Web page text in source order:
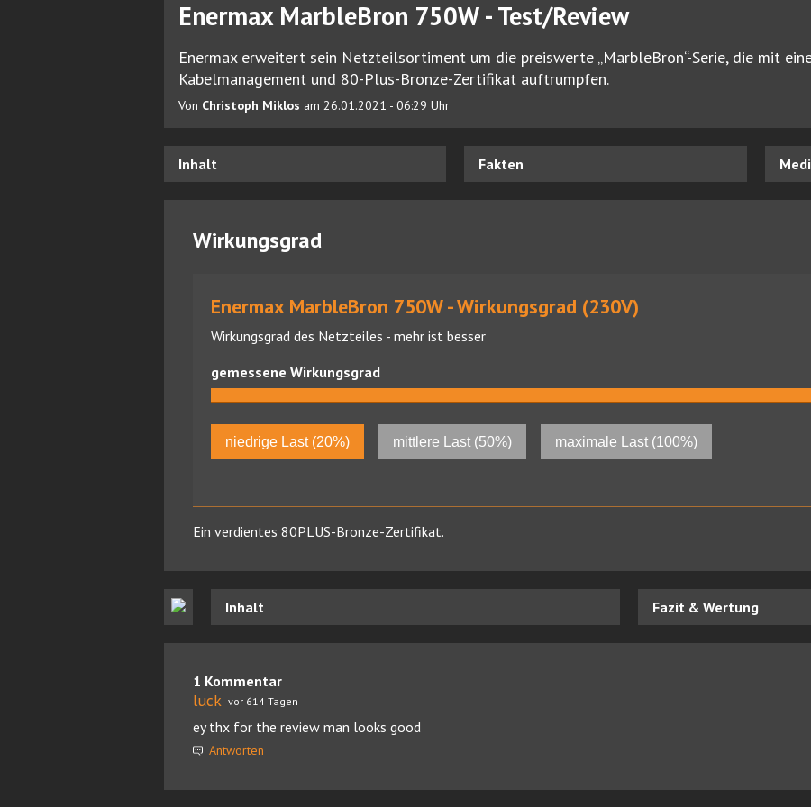
Enermax MarbleBron 750W - Test/Review
Enermax erweitert sein Netzteilsortiment um die preiswerte „MarbleBron“-Serie, die mit
Kabelmanagement und 80-Plus-Bronze-Zertifikat auftrumpfen.
Von Christoph Miklos am 26.01.2021 - 06:29 Uhr
Inhalt Fakten
Wirkungsgrad
Enermax MarbleBron 750W - Wirkungsgrad (230V)
Wirkungsgrad des Netzteiles - mehr ist besser
gemessene Wirkungsgrad
niedrige Last (20%) mittlere Last (50%) maximale Last (100%)
Ein verdientes 80PLUS-Bronze-Zertifikat.
Inhalt Fazit & Wertung
1 Kommentar
luck vor 614 Tagen
ey thx for the review man looks good
Antworten